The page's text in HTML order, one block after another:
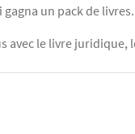
gagna un pack de
avec le livre juridique,